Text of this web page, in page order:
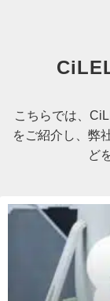
こちらでは、
をご紹介し、弊
ど